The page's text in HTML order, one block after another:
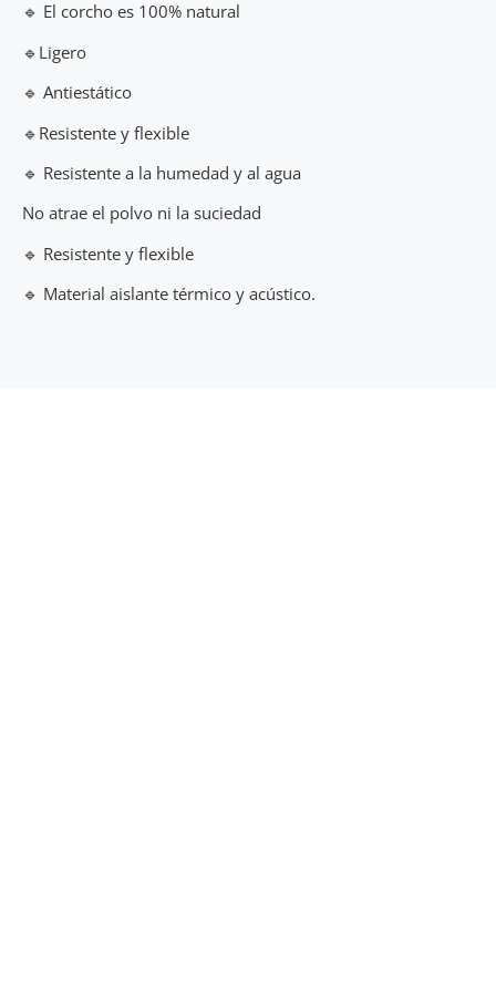
🔹 El corcho es 100% natural
🔹Ligero
🔹 Antiestático
🔹Resistente y flexible
🔹 Resistente a la humedad y al agua
No atrae el polvo ni la suciedad
🔹 Resistente y flexible
🔹 Material aislante térmico y acústico.